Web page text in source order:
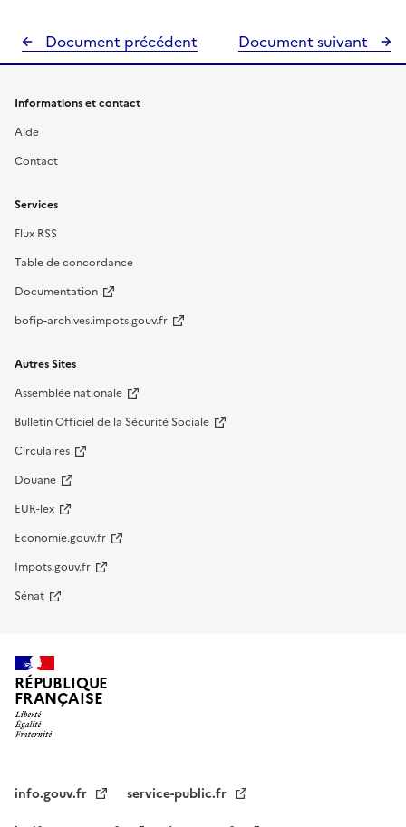
Document précédent Document suivant
Informations et contact
Aide
Contact
Services
Flux RSS
Table de concordance
Documentation
bofip-archives.impots.gouv.fr
Autres Sites
Assemblée nationale
Bulletin Officiel de la Sécurité Sociale
Circulaires
Douane
EUR-lex
Economie.gouv.fr
Impots.gouv.fr
Sénat
RÉPUBLIQUE
FRANÇAISE
info.gouv.fr
service-public.fr